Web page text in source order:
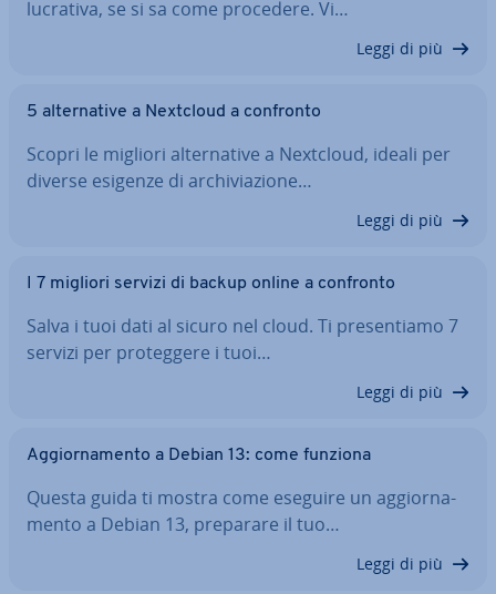
lucrativa, se si sa come procedere. Vi…
Leggi di più
5 al­ter­na­ti­ve a Nextcloud a confronto
Scopri le migliori al­ter­na­ti­ve a Nextcloud, ideali per
diverse esigenze di ar­chi­via­zio­ne…
Leggi di più
I 7 migliori servizi di backup online a confronto
Salva i tuoi dati al sicuro nel cloud. Ti pre­sen­tia­mo 7
servizi per pro­teg­ge­re i tuoi…
Leggi di più
Ag­gior­na­men­to a Debian 13: come funziona
Questa guida ti mostra come eseguire un ag­gior­na­
men­to a Debian 13, preparare il tuo…
Leggi di più